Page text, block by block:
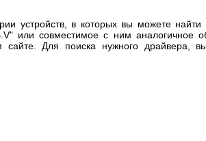
устройств, в которых вы можете найти
или совместимое с ним аналогичное
Для поиска нужного драйвера,